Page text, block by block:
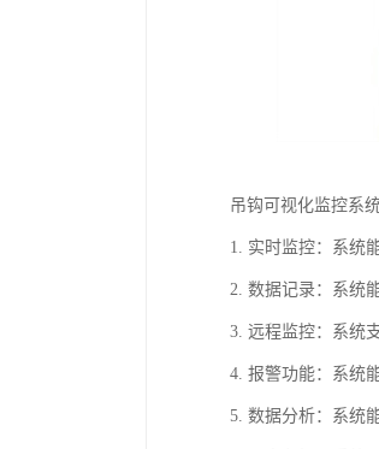
吊钩可视化监控系
1. 实时监控：系统
2. 数据记录：系统
3. 远程监控：系统
4. 报警功能：系统
5. 数据分析：系统